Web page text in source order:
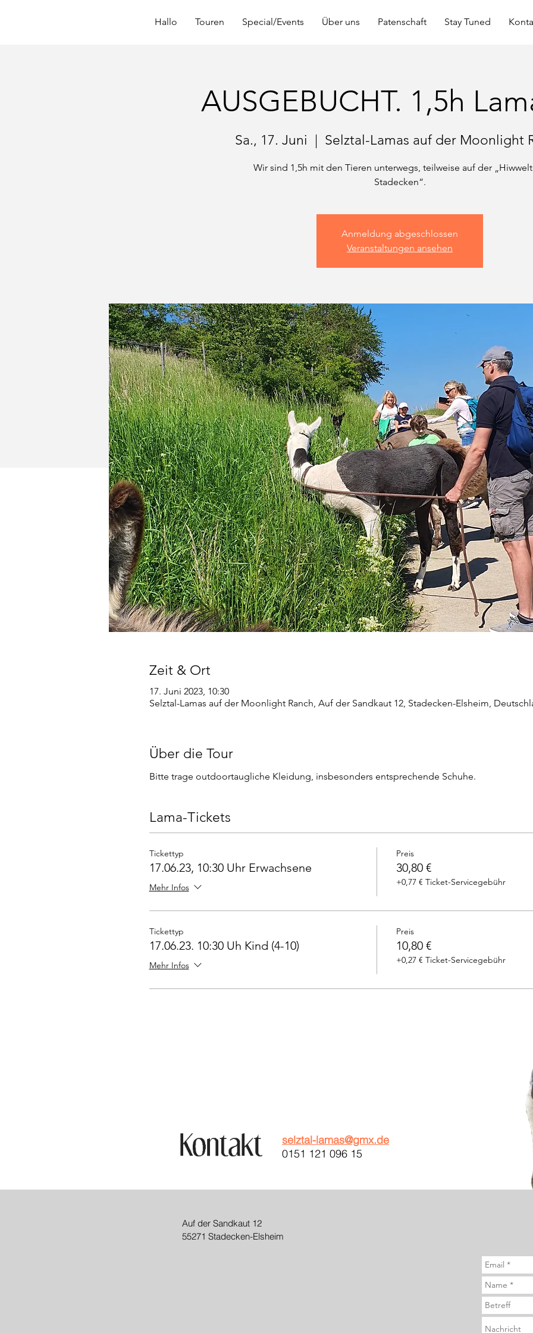
Hallo Touren Special/Events Über uns Patenschaft Stay Tuned
AUSGEBUCHT. 1,5h
Sa., 17. Juni
  |
Selztal-Lamas auf der Moonlight
Wir sind 1,5h mit den Tieren unterwegs, teilweise auf der
Anmeldung abgeschlossen
Veranstaltungen ansehen
Zeit & Ort
17. Juni 2023, 10:30
Selztal-Lamas auf der Moonlight Ranch, Auf der Sandkaut 12, Stadecken-Elsheim,
Über die Tour
Bitte trage outdoortaugliche Kleidung, insbesonders entsprechende Schuhe.
Lama-Tickets
Tickettyp
17.06.23, 10:30 Uhr Erwachsene
Mehr Infos
Preis
30,80 €
+0,77 € Ticket-Servicegebühr
Tickettyp
17.06.23. 10:30 Uh Kind (4-10)
Mehr Infos
Preis
10,80 €
+0,27 € Ticket-Servicegebühr
selztal-lamas@gmx.de
0151 121 096 15
Auf der Sandkaut 12
55271 Stadecken-Elsheim